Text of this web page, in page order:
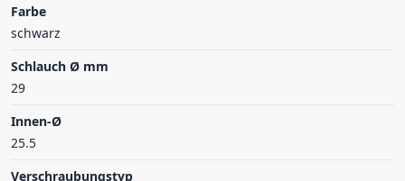
Farbe
schwarz
Schlauch Ø mm
29
Innen-Ø
25.5
Verschraubungstyp